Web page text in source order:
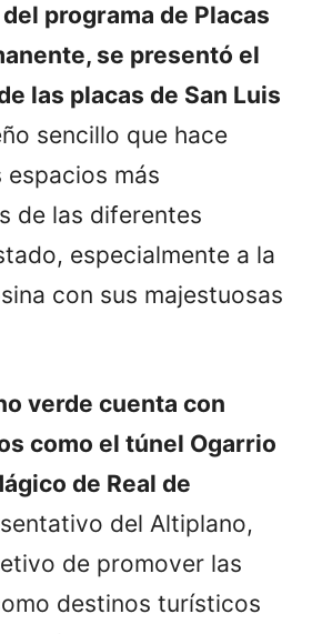
programa de Placas
se presentó el
las placas de San Luis
sencillo que hace
espacios más
de las diferentes
especialmente a la
con sus majestuosas
verde cuenta con
como el túnel Ogarrio
de Real de
del Altiplano,
de promover las
destinos turísticos